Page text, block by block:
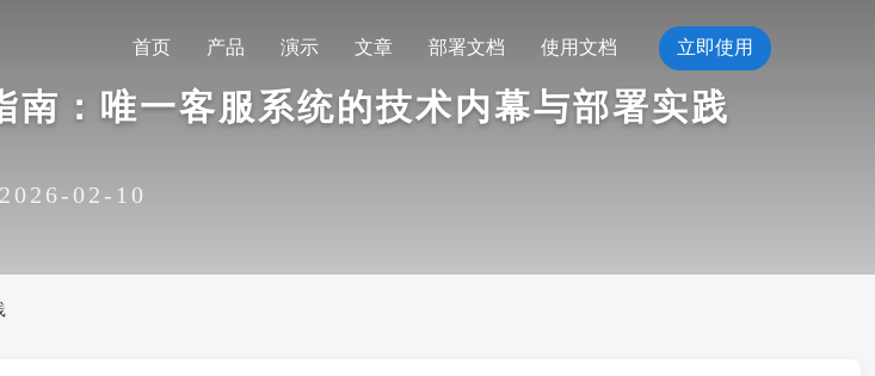
首页 产品 演示 文章 部署文档 使用文档 立即使用
：唯一客服系统的技术内幕与部署实践
2026-02-10